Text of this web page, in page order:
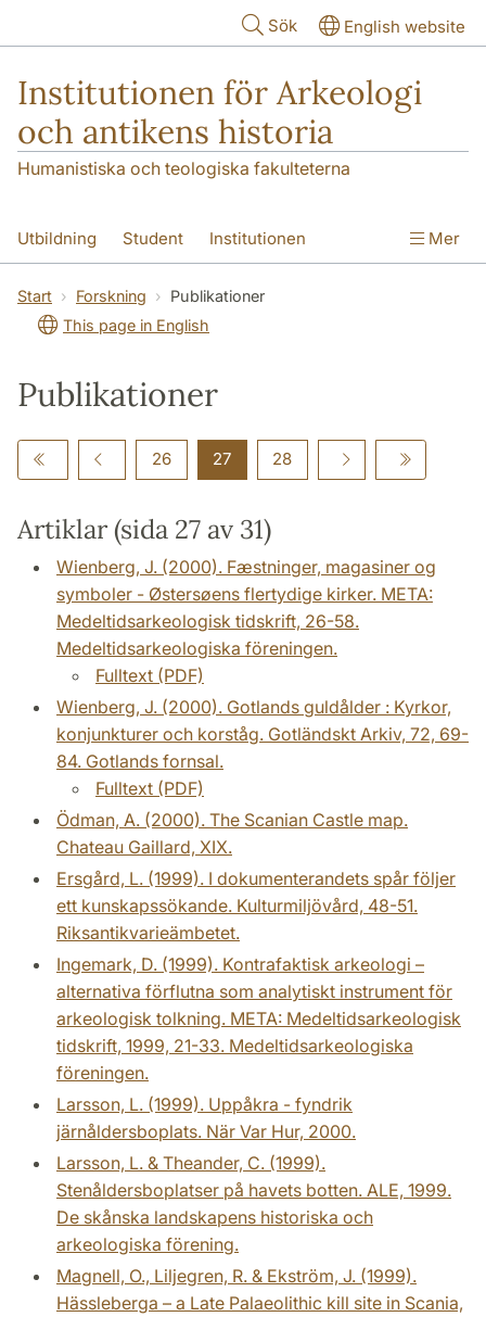
Sök English website
Institutionen för Arkeologi
och antikens historia
Humanistiska och teologiska fakulteterna
Utbildning Student Institutionen
Forskning Kontakt
Mer
Start Forskning
Publikationer
This page in English
Publikationer
26 27 28
Artiklar (sida 27 av 31)
Wienberg, J. (2000). Fæstninger, magasiner og
symboler - Østersøens flertydige kirker. META:
Medeltidsarkeologisk tidskrift, 26-58.
Medeltidsarkeologiska föreningen.
Fulltext (PDF)
Wienberg, J. (2000). Gotlands guldålder : Kyrkor,
konjunkturer och korståg. Gotländskt Arkiv, 72, 69-
84. Gotlands fornsal.
Fulltext (PDF)
Ödman, A. (2000). The Scanian Castle map.
Chateau Gaillard, XIX.
Ersgård, L. (1999). I dokumenterandets spår följer
ett kunskapssökande. Kulturmiljövård, 48-51.
Riksantikvarieämbetet.
Ingemark, D. (1999). Kontrafaktisk arkeologi –
alternativa förflutna som analytiskt instrument för
arkeologisk tolkning. META: Medeltidsarkeologisk
tidskrift, 1999, 21-33. Medeltidsarkeologiska
föreningen.
Larsson, L. (1999). Uppåkra - fyndrik
järnåldersboplats. När Var Hur, 2000.
Larsson, L. & Theander, C. (1999).
Stenåldersboplatser på havets botten. ALE, 1999.
De skånska landskapens historiska och
arkeologiska förening.
Magnell, O., Liljegren, R. & Ekström, J. (1999).
Hässleberga – a Late Palaeolithic kill site in Scania,